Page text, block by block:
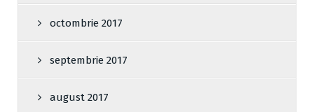
octombrie 2017
septembrie 2017
august 2017